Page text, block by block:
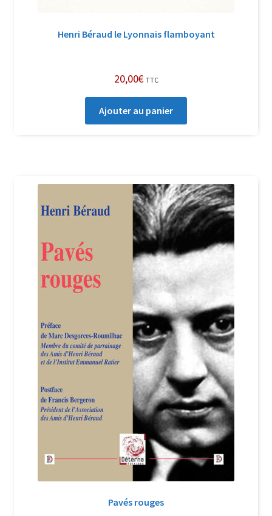
Henri Béraud le Lyonnais flamboyant
20,00€ TTC
Ajouter au panier
Pavés rouges